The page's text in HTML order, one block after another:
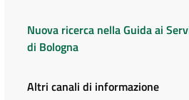
Nuova ricerca nella Guida ai
di Bologna
Altri canali di informazione